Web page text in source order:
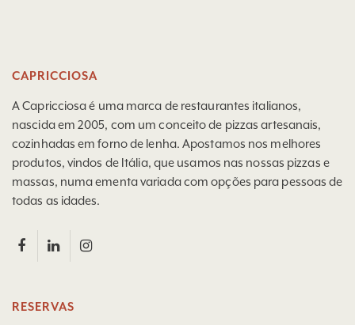
CAPRICCIOSA
A Capricciosa é uma marca de restaurantes italianos,
nascida em 2005, com um conceito de pizzas artesanais,
cozinhadas em forno de lenha. Apostamos nos melhores
produtos, vindos de Itália, que usamos nas nossas pizzas e
massas, numa ementa variada com opções para pessoas de
todas as idades.
RESERVAS